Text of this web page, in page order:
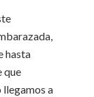
hasta
que
llegamos a